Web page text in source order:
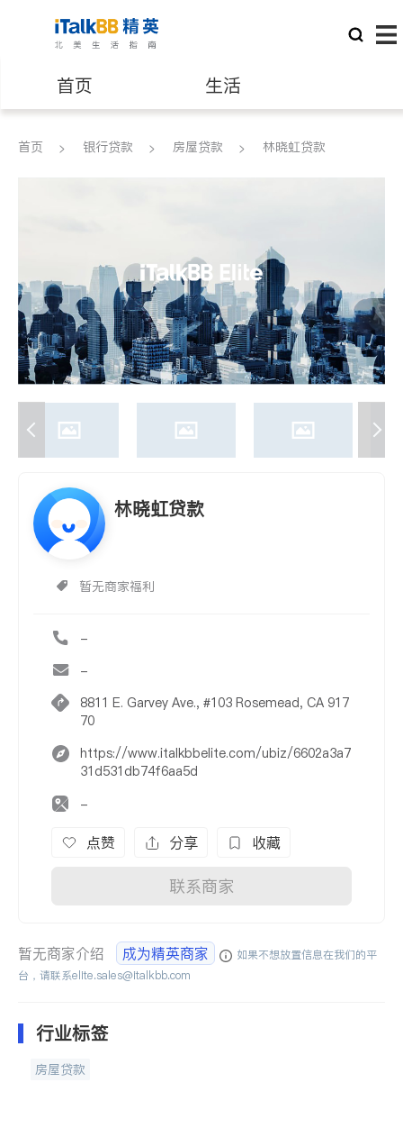
首页 生活
医生 律师
养老 非盈利组织
首页 银行贷款 房屋贷款 林晓虹贷款
林晓虹贷款
暂无商家福利
-
-
8811 E. Garvey Ave., #103 Rosemead, CA 917
70
https://www.italkbbelite.com/ubiz/6602a3a7
31d531db74f6aa5d
-
点赞 分享 收藏
联系商家
暂无商家介绍 成为精英商家
如果不想放置信息在我们的平
台，请联系elite.sales@italkbb.com
行业标签
房屋贷款